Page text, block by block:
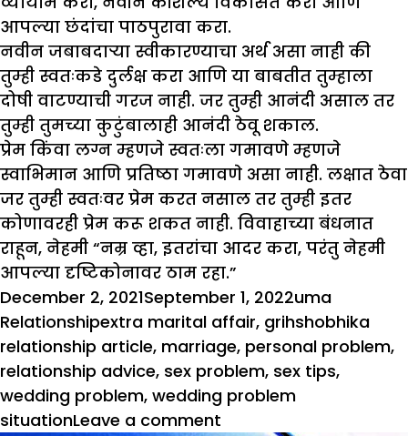
आपल्या छंदांचा पाठपुरावा करा.
नवीन जबाबदाऱ्या स्वीकारण्याचा अर्थ असा नाही की
तुम्ही स्वतःकडे दुर्लक्ष करा आणि या बाबतीत तुम्हाला
दोषी वाटण्याची गरज नाही. जर तुम्ही आनंदी असाल तर
तुम्ही तुमच्या कुटुंबालाही आनंदी ठेवू शकाल.
प्रेम किंवा लग्न म्हणजे स्वतःला गमावणे म्हणजे
स्वाभिमान आणि प्रतिष्ठा गमावणे असा नाही. लक्षात ठेवा
जर तुम्ही स्वतःवर प्रेम करत नसाल तर तुम्ही इतर
कोणावरही प्रेम करू शकत नाही. विवाहाच्या बंधनात
राहून, नेहमी “नम्र व्हा, इतरांचा आदर करा, परंतु नेहमी
आपल्या दृष्टिकोनावर ठाम रहा.”
Posted
on
December 2, 2021September 1, 2022Author
uma
RelationshipTags
extra marital affair, grihshobhika
relationship article, marriage, personal problem,
relationship advice, sex problem, sex tips,
wedding problem, wedding problem
situationLeave a comment